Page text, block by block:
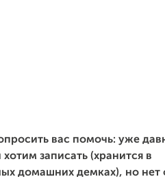
вас помочь: уже
записать (хранится в
домашних демках), но нет